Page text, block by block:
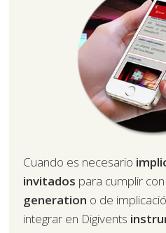
Cuando es necesario
invitados para cumplir
generation o de
integrar en Digivents